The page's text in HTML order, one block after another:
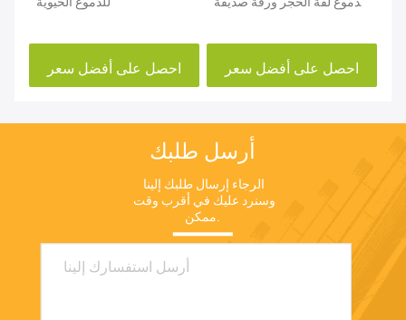
احصل على أفضل سعر احصل على أفضل سعر
أرسل طلبك
ممكن.